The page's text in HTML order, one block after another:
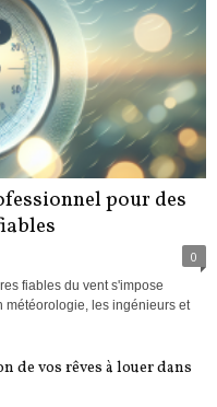
pour des
0
fiables du vent s'impose
météorologie, les ingénieurs et
de vos rêves à louer dans